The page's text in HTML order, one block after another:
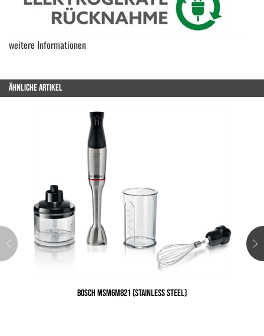
weitere Informationen
ÄHNLICHE ARTIKEL
BOSCH MSM6M821 (STAINLESS STEEL)